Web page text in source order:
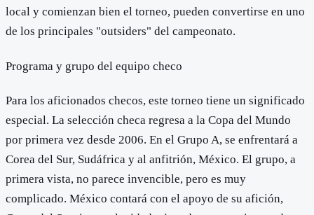
local y comienzan bien el torneo, pueden convertirse en uno
de los principales "outsiders" del campeonato.
Programa y grupo del equipo checo
Para los aficionados checos, este torneo tiene un significado
especial. La selección checa regresa a la Copa del Mundo
por primera vez desde 2006. En el Grupo A, se enfrentará a
Corea del Sur, Sudáfrica y al anfitrión, México. El grupo, a
primera vista, no parece invencible, pero es muy
complicado. México contará con el apoyo de su afición,